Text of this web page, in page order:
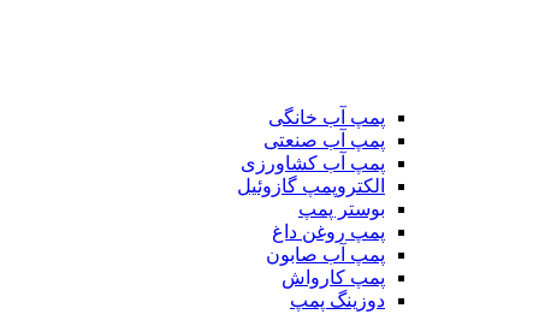
پمپ آب خانگی
پمپ آب صنعتی
پمپ آب کشاورزی
الکتروپمپ گازوئیل
بوستر پمپ
پمپ روغن داغ
پمپ آب صابون
پمپ کارواش
دوزینگ پمپ